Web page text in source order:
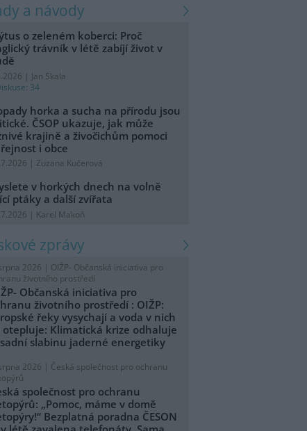
a návody
o zeleném koberci: Proč
trávník v létě zabíjí život v
| Jan Skala
34
horka a sucha na přírodu jsou
ČSOP ukazuje, jak může
krajině a živočichům pomoci
i obce
| Zuzana Kučerová
v horkých dnech na volně
ptáky a další zvířata
| Karel Makoň
zprávy
2026 | OIŽP- Občanská iniciativa pro
životního prostředí
Občanská iniciativa pro
životního prostředí : OIŽP:
řeky vysychají a voda v nich
otepluje: Klimatická krize odhaluje
slabinu jaderné energetiky
2026 | Česká společnost pro ochranu
společnost pro ochranu
„Pomoc, máme v domě
Bezplatná poradna ČESON